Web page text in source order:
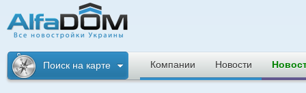
новостройки
Украины
Поиск на карте Компании Новости